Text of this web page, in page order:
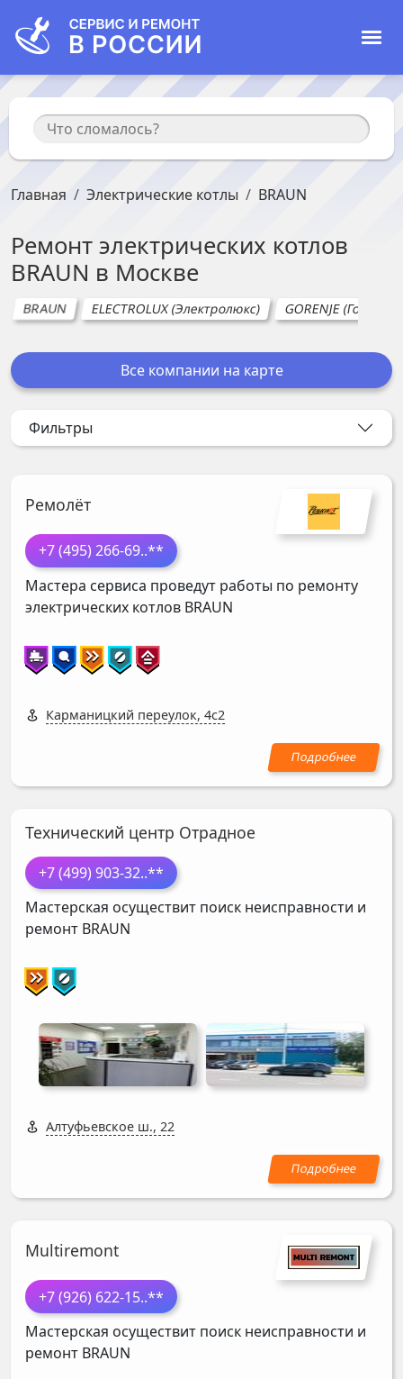
Главная Электрические котлы BRAUN
Ремонт электрических котлов
BRAUN в Москве
BRAUN ELECTROLUX (Электролюкс) GORENJE (Горенье)
Все компании на карте
Фильтры
Ремолёт
+7 (495) 266-69..**
Мастера сервиса проведут работы по ремонту
электрических котлов BRAUN
Карманицкий переулок, 4с2
Технический центр Отрадное
+7 (499) 903-32..**
Мастерская осуществит поиск неисправности и
ремонт BRAUN
Алтуфьевское ш., 22
Multiremont
+7 (926) 622-15..**
Мастерская осуществит поиск неисправности и
ремонт BRAUN